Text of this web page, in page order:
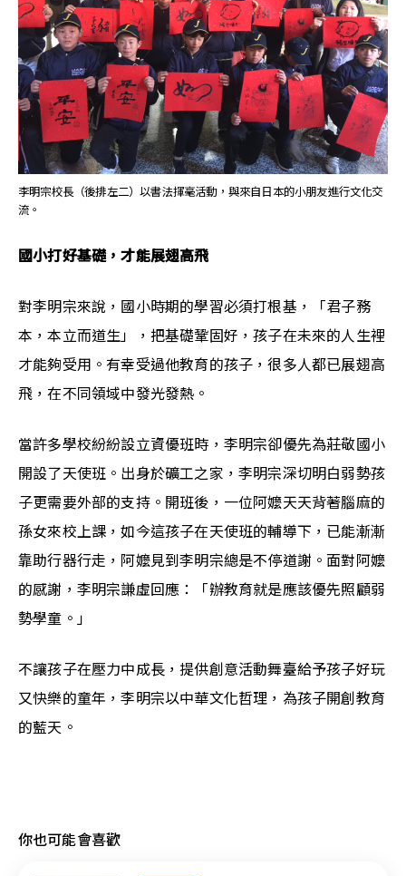
李明宗校長（後排左二）以書法揮毫活動，與來自日本的小朋友進行文化交
流。
國小打好基礎，才能展翅高飛
對李明宗來說，國小時期的學習必須打根基，「君子務
本，本立而道生」，把基礎鞏固好，孩子在未來的人生裡
才能夠受用。有幸受過他教育的孩子，很多人都已展翅高
飛，在不同領域中發光發熱。
當許多學校紛紛設立資優班時，李明宗卻優先為莊敬國小
開設了天使班。出身於礦工之家，李明宗深切明白弱勢孩
子更需要外部的支持。開班後，一位阿嬤天天背著腦麻的
孫女來校上課，如今這孩子在天使班的輔導下，已能漸漸
靠助行器行走，阿嬤見到李明宗總是不停道謝。面對阿嬤
的感謝，李明宗謙虛回應：「辦教育就是應該優先照顧弱
勢學童。」
不讓孩子在壓力中成長，提供創意活動舞臺給予孩子好玩
又快樂的童年，李明宗以中華文化哲理，為孩子開創教育
的藍天。
你也可能會喜歡